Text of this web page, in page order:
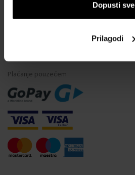
Dopusti sve
Prilagodi
Promjena pristanka za kolačiće
Plaćanje pouzećem